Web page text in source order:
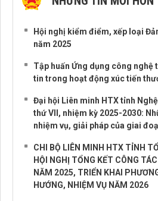
Hội nghị kiểm điểm, xếp loại
năm 2025
Tập huấn Ứng dụng công nghệ
tin trong hoạt động xúc tiến
Đại hội Liên minh HTX tỉnh
thứ VII, nhiệm kỳ 2025-2030:
nhiệm vụ, giải pháp của giai
CHI BỘ LIÊN MINH HTX TỈNH
HỘI NGHỊ TỔNG KẾT CÔNG
NĂM 2025, TRIỂN KHAI
HƯỚNG, NHIỆM VỤ NĂM 2026